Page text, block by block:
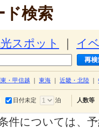
ド検索
スポット イ
・甲信越 東海 近畿・北陸
日付未定 泊 人数等
件については、